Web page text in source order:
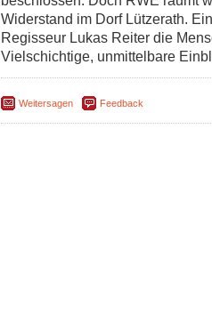
Widerstand im Dorf Lützerath.
Regisseur Lukas Reiter die
Vielschichtige, unmittelbare
Weitersagen Feedback